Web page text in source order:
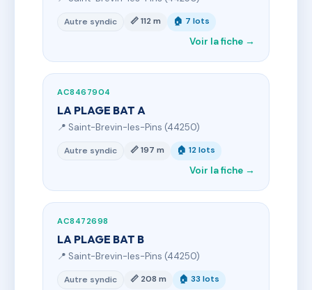
Autre syndic 📏 112 m 🏠 7 lots
Voir la fiche →
AC8467904
LA PLAGE BAT A
📍 Saint-Brevin-les-Pins (44250)
Autre syndic 📏 197 m 🏠 12 lots
Voir la fiche →
AC8472698
LA PLAGE BAT B
📍 Saint-Brevin-les-Pins (44250)
Autre syndic 📏 208 m 🏠 33 lots